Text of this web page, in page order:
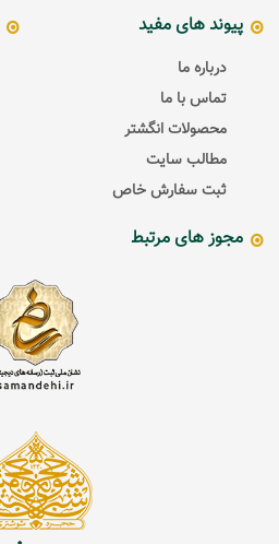
پیوند های مفید
درباره ما
تماس با ما
محصولات انگشتر
مطالب سایت
ثبت سفارش خاص
مجوز های مرتبط